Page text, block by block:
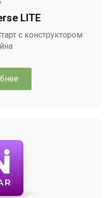
LITE
с конструктором